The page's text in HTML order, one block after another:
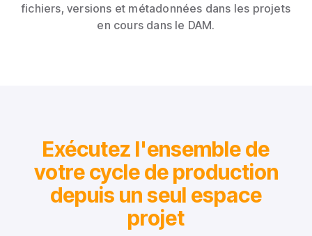
fichiers, versions et métadonnées dans les projets
en cours dans le DAM.
Exécutez l'ensemble de
votre cycle de production
depuis un seul espace
projet